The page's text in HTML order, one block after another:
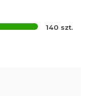
140 szt.